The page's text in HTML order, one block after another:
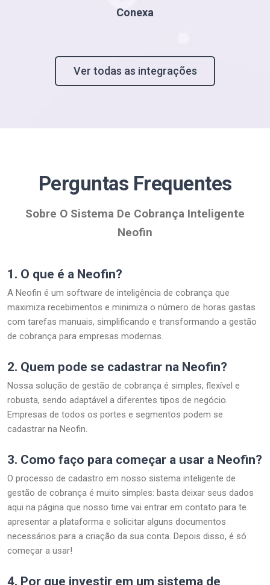
Conexa
Ver todas as integrações
Perguntas Frequentes
Sobre O Sistema De Cobrança Inteligente
Neofin
1. O que é a Neofin?
A Neofin é um software de inteligência de cobrança que
maximiza recebimentos e minimiza o número de horas gastas
com tarefas manuais, simplificando e transformando a gestão
de cobrança para empresas modernas.
2. Quem pode se cadastrar na Neofin?
Nossa solução de gestão de cobrança é simples, flexível e
robusta, sendo adaptável a diferentes tipos de negócio.
Empresas de todos os portes e segmentos podem se
cadastrar na Neofin.
3. Como faço para começar a usar a Neofin?
O processo de cadastro em nosso sistema inteligente de
gestão de cobrança é muito simples: basta deixar seus dados
aqui na página que nosso time vai entrar em contato para te
apresentar a plataforma e solicitar alguns documentos
necessários para a criação da sua conta. Depois disso, é só
começar a usar!
4. Por que investir em um sistema de